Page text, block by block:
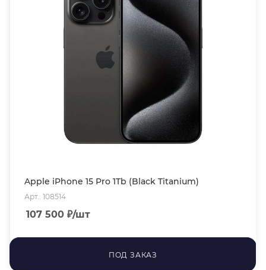
Apple iPhone 15 Pro 1Tb (Black Titanium)
Арт.: 108514
107 500 ₽/шт
ПОД ЗАКАЗ